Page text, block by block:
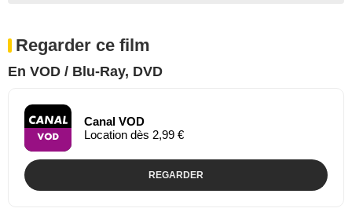
Regarder ce film
En VOD / Blu-Ray, DVD
Canal VOD
Location dès 2,99 €
REGARDER